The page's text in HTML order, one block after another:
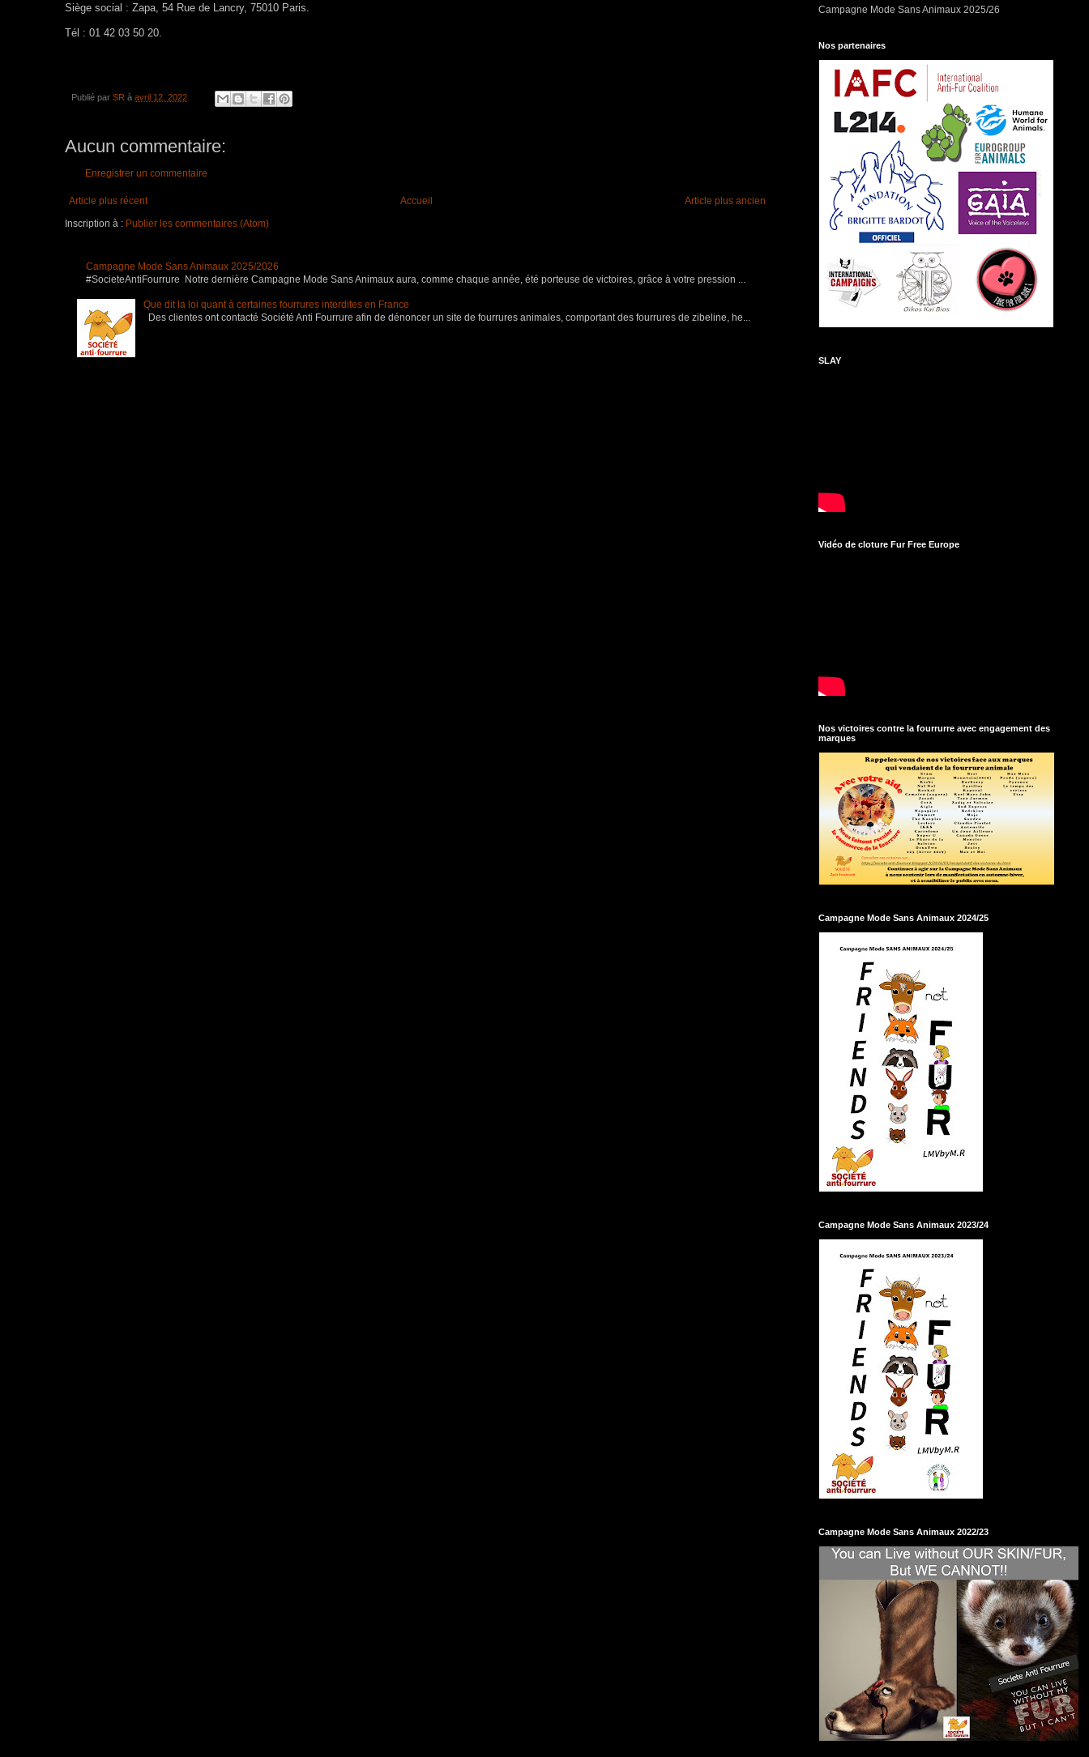
Siège social : Zapa, 54 Rue de Lancry, 75010 Paris.
Tél : 01 42 03 50 20.
Publié par SR à avril 12, 2022
Aucun commentaire:
Enregistrer un commentaire
Article plus récent Article plus ancien
Accueil
Inscription à : Publier les commentaires (Atom)
Campagne Mode Sans Animaux 2025/2026
#SocieteAntiFourrure Notre dernière Campagne Mode Sans Animaux aura, comme chaque année, été porteuse de victoires, grâce à votre pression ...
Que dit la loi quant à certaines fourrures interdites en France
Des clientes ont contacté Société Anti Fourrure afin de dénoncer un site de fourrures animales, comportant des fourrures de zibeline, he...
Campagne Mode Sans Animaux 2025/26
Nos partenaires
SLAY
Vidéo de cloture Fur Free Europe
Nos victoires contre la fourrurre avec engagement des
marques
Campagne Mode Sans Animaux 2024/25
Campagne Mode Sans Animaux 2023/24
Campagne Mode Sans Animaux 2022/23